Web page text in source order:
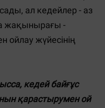
ал кедейлер - аз
жақынырағы -
ойлау жүйесінің
кедей байғұс
қарастырумен ой